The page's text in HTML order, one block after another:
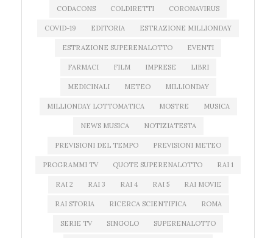
CODACONS COLDIRETTI CORONAVIRUS
COVID-19 EDITORIA ESTRAZIONE MILLIONDAY
ESTRAZIONE SUPERENALOTTO EVENTI
FARMACI FILM IMPRESE LIBRI
MEDICINALI METEO MILLIONDAY
MILLIONDAY LOTTOMATICA MOSTRE MUSICA
NEWS MUSICA NOTIZIATESTA
PREVISIONI DEL TEMPO PREVISIONI METEO
PROGRAMMI TV QUOTE SUPERENALOTTO RAI 1
RAI 2 RAI 3 RAI 4 RAI 5 RAI MOVIE
RAI STORIA RICERCA SCIENTIFICA ROMA
SERIE TV SINGOLO SUPERENALOTTO